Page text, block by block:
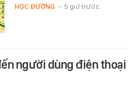
HỌC ĐƯỜNG - 5 giờ trước
người dùng điện thoại